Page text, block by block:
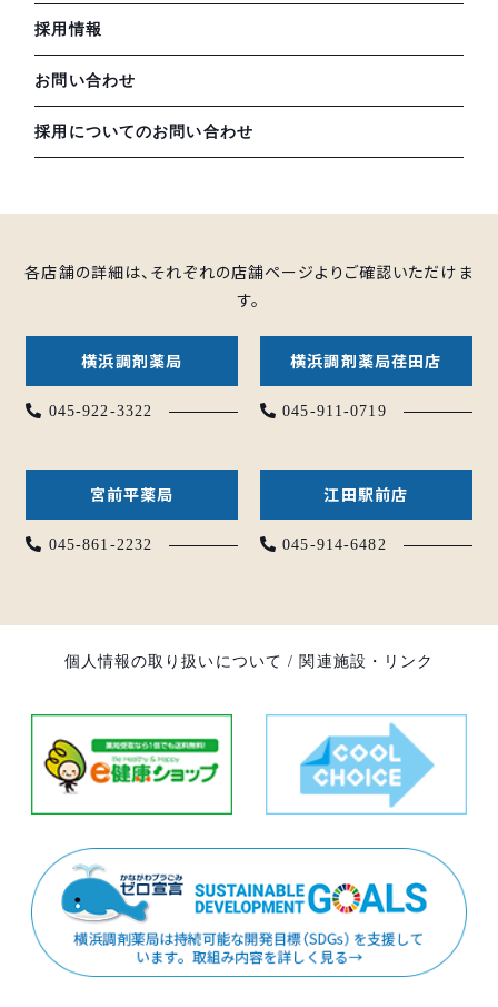
採用情報
お問い合わせ
採用についてのお問い合わせ
各店舗の詳細は、それぞれの店舗ページよりご確認いただけま
す。
横浜調剤薬局
045-922-3322
横浜調剤薬局荏田店
045-911-0719
宮前平薬局
045-861-2232
江田駅前店
045-914-6482
個人情報の取り扱いについて / 関連施設・リンク